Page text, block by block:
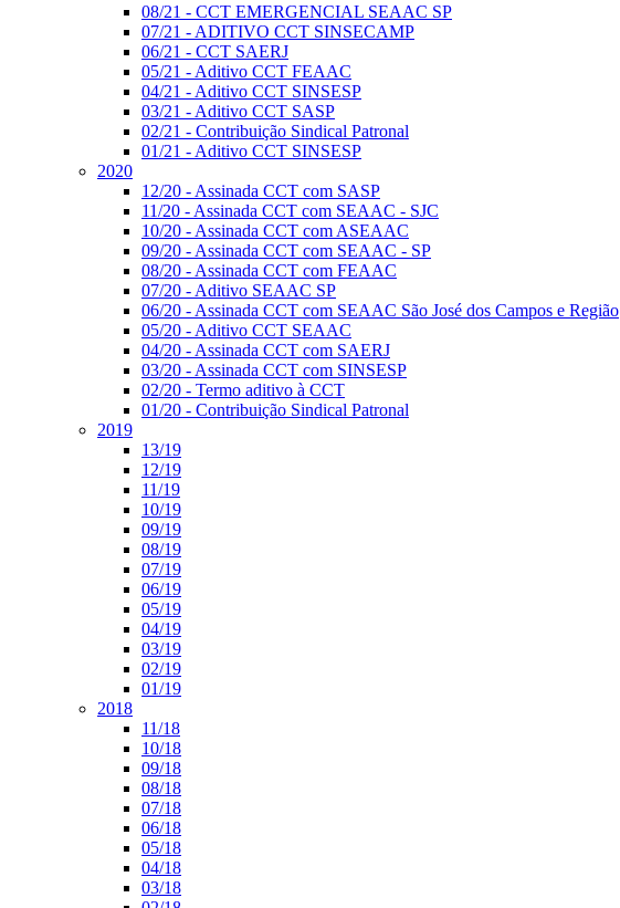
08/21 - CCT EMERGENCIAL SEAAC SP
07/21 - ADITIVO CCT SINSECAMP
06/21 - CCT SAERJ
05/21 - Aditivo CCT FEAAC
04/21 - Aditivo CCT SINSESP
03/21 - Aditivo CCT SASP
02/21 - Contribuição Sindical Patronal
01/21 - Aditivo CCT SINSESP
2020
12/20 - Assinada CCT com SASP
11/20 - Assinada CCT com SEAAC - SJC
10/20 - Assinada CCT com ASEAAC
09/20 - Assinada CCT com SEAAC - SP
08/20 - Assinada CCT com FEAAC
07/20 - Aditivo SEAAC SP
06/20 - Assinada CCT com SEAAC São José dos Campos e Região
05/20 - Aditivo CCT SEAAC
04/20 - Assinada CCT com SAERJ
03/20 - Assinada CCT com SINSESP
02/20 - Termo aditivo à CCT
01/20 - Contribuição Sindical Patronal
2019
13/19
12/19
11/19
10/19
09/19
08/19
07/19
06/19
05/19
04/19
03/19
02/19
01/19
2018
11/18
10/18
09/18
08/18
07/18
06/18
05/18
04/18
03/18